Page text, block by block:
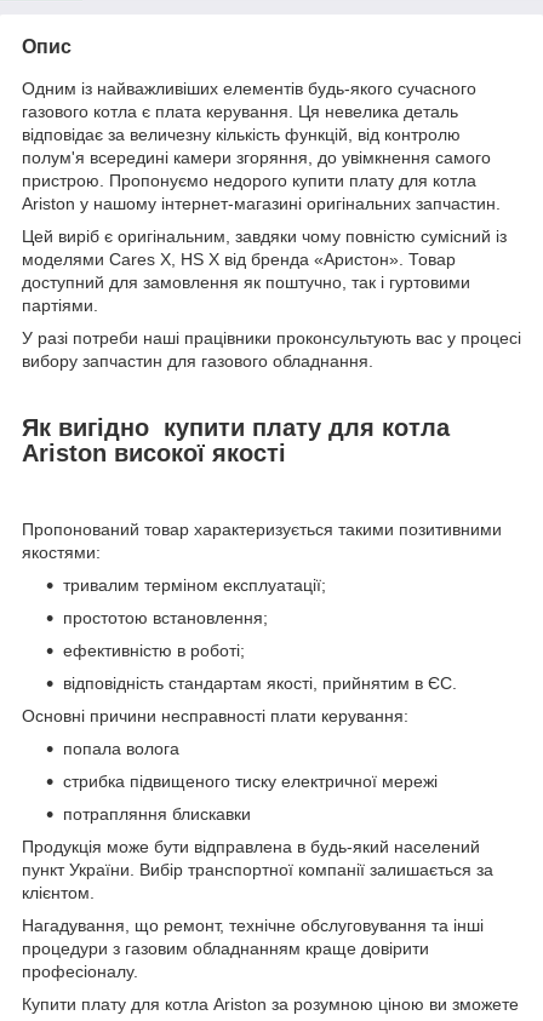
Опис
Одним із найважливіших елементів будь-якого сучасного
газового котла є плата керування. Ця невелика деталь
відповідає за величезну кількість функцій, від контролю
полум'я всередині камери згоряння, до увімкнення самого
пристрою. Пропонуємо недорого купити плату для котла
Ariston у нашому інтернет-магазині оригінальних запчастин.
Цей виріб є оригінальним, завдяки чому повністю сумісний із
моделями Cares X, HS X від бренда «Аристон». Товар
доступний для замовлення як поштучно, так і гуртовими
партіями.
У разі потреби наші працівники проконсультують вас у процесі
вибору запчастин для газового обладнання.
Як вигідно купити плату для котла
Ariston високої якості
Пропонований товар характеризується такими позитивними
якостями:
тривалим терміном експлуатації;
простотою встановлення;
ефективністю в роботі;
відповідність стандартам якості, прийнятим в ЄС.
Основні причини несправності плати керування:
попала волога
стрибка підвищеного тиску електричної мережі
потрапляння блискавки
Продукція може бути відправлена в будь-який населений
пункт України. Вибір транспортної компанії залишається за
клієнтом.
Нагадування, що ремонт, технічне обслуговування та інші
процедури з газовим обладнанням краще довірити
професіоналу.
Купити плату для котла Ariston за розумною ціною ви зможете